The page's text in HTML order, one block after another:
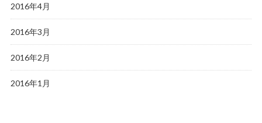
2016年4月
2016年3月
2016年2月
2016年1月